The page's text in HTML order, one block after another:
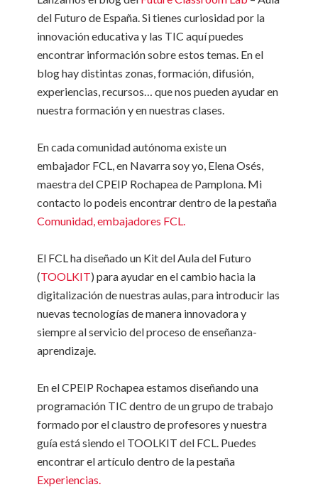
del Futuro de España. Si tienes curiosidad por la
innovación educativa y las TIC aquí puedes
encontrar información sobre estos temas. En el
blog hay distintas zonas, formación, difusión,
experiencias, recursos… que nos pueden ayudar en
nuestra formación y en nuestras clases.
En cada comunidad autónoma existe un
embajador FCL, en Navarra soy yo, Elena Osés,
maestra del CPEIP Rochapea de Pamplona. Mi
contacto lo podeis encontrar dentro de la pestaña
Comunidad, embajadores FCL.
El FCL ha diseñado un Kit del Aula del Futuro
(TOOLKIT) para ayudar en el cambio hacia la
digitalización de nuestras aulas, para introducir las
nuevas tecnologías de manera innovadora y
siempre al servicio del proceso de enseñanza-
aprendizaje.
En el CPEIP Rochapea estamos diseñando una
programación TIC dentro de un grupo de trabajo
formado por el claustro de profesores y nuestra
guía está siendo el TOOLKIT del FCL. Puedes
encontrar el artículo dentro de la pestaña
Experiencias.